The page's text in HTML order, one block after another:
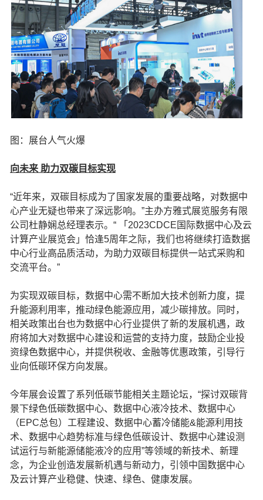
图：展台人气火爆
向未来 助力双碳目标实现
“近年来，双碳目标成为了国家发展的重要战略，对数据中
心产业无疑也带来了深远影响。”主办方雅式展览服务有限
公司杜静娴总经理表示。“ 「2023CDCE国际数据中心及云
计算产业展览会」恰逢5周年之际，我们也将继续打造数据
中心行业高品质活动，为助力双碳目标提供一站式采购和
交流平台。”
为实现双碳目标，数据中心需不断加大技术创新力度，提
升能源利用率，推动绿色能源应用，减少碳排放。同时，
相关政策出台也为数据中心行业提供了新的发展机遇，政
府将加大对数据中心建设和运营的支持力度，鼓励企业投
资绿色数据中心，并提供税收、金融等优惠政策，引导行
业向低碳环保方向发展。
今年展会设置了系列低碳节能相关主题论坛，“探讨双碳背
景下绿色低碳数据中心、数据中心液冷技术、数据中心
（EPC总包）工程建设、数据中心蓄冷储能&能源利用技
术、数据中心趋势标准与绿色低碳设计、数据中心建设测
试运行与新能源储能液冷的应用”等领域的新技术、新理
念，为企业创造发展新机遇与新动力，引领中国数据中心
及云计算产业稳健、快速、绿色、健康发展。